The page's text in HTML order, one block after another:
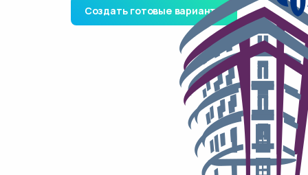
Создать готовые варианты